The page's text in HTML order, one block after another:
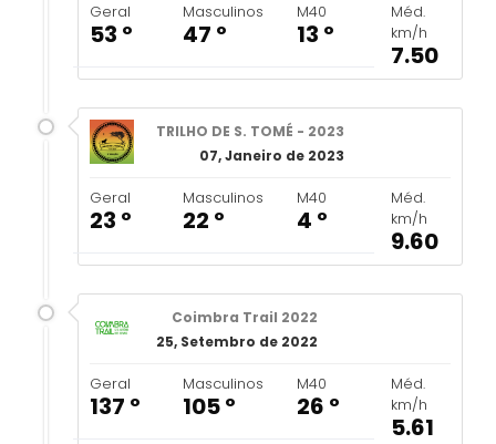
Geral
53 º
Masculinos
47 º
M40
13 º
Méd.
km/h
7.50
TRILHO DE S. TOMÉ - 2023
07, Janeiro de 2023
Geral
23 º
Masculinos
22 º
M40
4 º
Méd.
km/h
9.60
Coimbra Trail 2022
25, Setembro de 2022
Geral
137 º
Masculinos
105 º
M40
26 º
Méd.
km/h
5.61